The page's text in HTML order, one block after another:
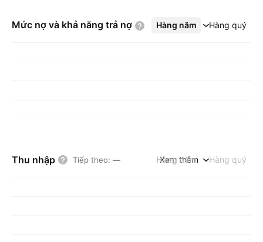
Mức nợ và khả năng trả nợ Hàng năm Hàng quý
Xem thêm
Thu nhập Tiếp theo: — Hàng năm Hàng quý
Xem thêm